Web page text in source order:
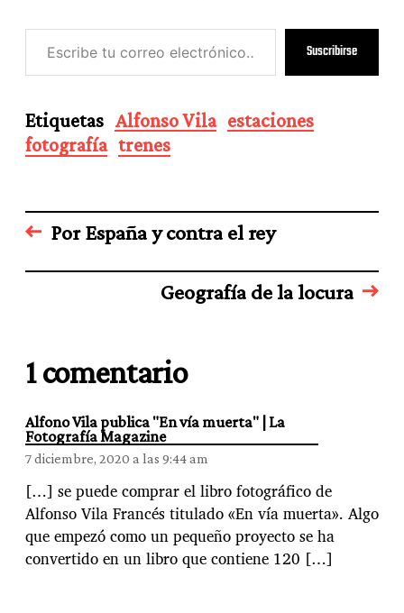
E
c
i
b
e
c
o
r
e
c
r
ó
n
c
o
…
Suscribirse
Etiquetas Alfonso Vila estaciones
fotografía trenes
Por España y contra el rey
Geografía de la locura
1 comentario
Alfono Vila publica "En vía muerta" | La
Fotografía Magazine
7 diciembre, 2020 a las 9:44 am
[…] se puede comprar el libro fotográfico de
Alfonso Vila Francés titulado «En vía muerta». Algo
que empezó como un pequeño proyecto se ha
convertido en un libro que contiene 120 […]